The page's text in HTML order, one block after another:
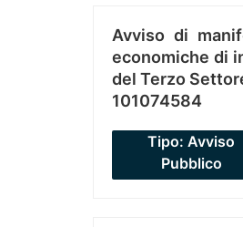
Avviso di
economiche di
del Terzo
101074584
Tipo: Avviso
Pubblico